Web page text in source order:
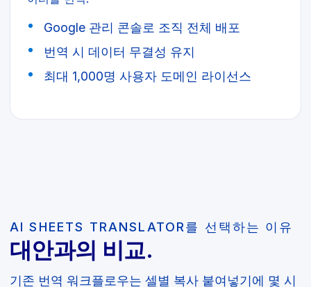
Google 관리 콘솔로 조직 전체 배포
번역 시 데이터 무결성 유지
최대 1,000명 사용자 도메인 라이선스
AI SHEETS TRANSLATOR를 선택하는 이유
대안과의 비교.
기존 번역 워크플로우는 셀별 복사 붙여넣기에 몇 시